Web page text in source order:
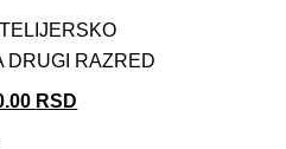
DRUGI RAZRED
RSD